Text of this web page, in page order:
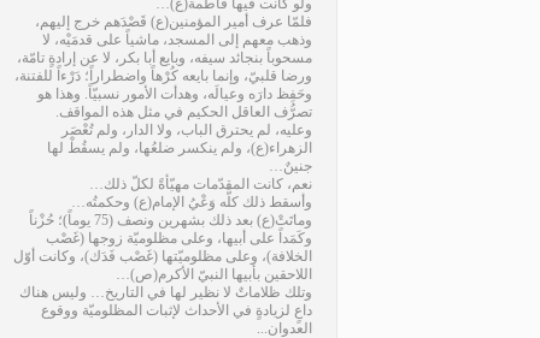
ولو كانت فيها فاطمة(ع)…
فلمّا عرف أمير المؤمنين(ع) قَصْدَهم خرج إليهم،
وذهب معهم إلى المسجد، ماشياً على قدمَيْه، لا
مسحوباً بنجائد سيفه، وبايع أبا بكر، لا عن إرادةٍ تامّة،
ورضا قلبيّ، وإنما بايعه كُرْهاً واضطراراً؛ دَرْءاً للفتنة،
وحَفِظ دارَه وعيالَه، وهدأت الأمور نسبيّاً. وهذا هو
تصرُّف العاقل الحكيم في مثل هذه المواقف.
وعليه، لم يحترق الباب، ولا الدار، ولم تُعْصَر
الزهراء(ع)، ولم ينكسر ضلعُها، ولم يسقُطْ لها
جنينٌ…
نعم، كانت المقدّمات مهيّأةً لكلّ ذلك…
وأسقط ذلك كلَّه وَعْيُ الإمام(ع) وحكمتُه…
وماتَتْ(ع) بعد ذلك بشهرين ونصف (75 يوماً)؛ حُزْناً
وكَمَداً على أبيها، وعلى مظلوميّة زوجها (غَصْب
الخلافة)، وعلى مظلوميّتها (غَصْب فَدَك)، وكانت أوّل
اللاحقين بأبيها النبيّ الأكرم(ص)…
وتلك ظلاماتٌ لا نظير لها في التاريخ… وليس هناك
داعٍ لزيادةٍ في الأحداث لإثبات المظلوميّة ووقوع
العدوان...